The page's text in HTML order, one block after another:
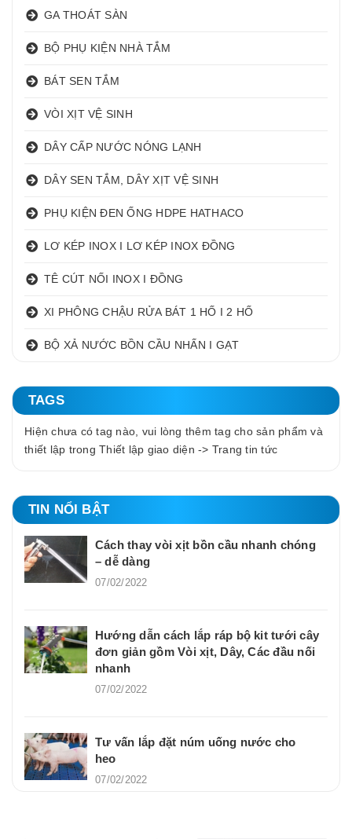
GA THOÁT SÀN
BỘ PHỤ KIỆN NHÀ TẮM
BÁT SEN TẮM
VÒI XỊT VỆ SINH
DÂY CẤP NƯỚC NÓNG LẠNH
DÂY SEN TẮM, DÂY XỊT VỆ SINH
PHỤ KIỆN ĐEN ỐNG HDPE HATHACO
LƠ KÉP INOX I LƠ KÉP INOX ĐỒNG
TÊ CÚT NỐI INOX I ĐỒNG
XI PHÔNG CHẬU RỬA BÁT 1 HỐ I 2 HỐ
BỘ XẢ NƯỚC BỒN CẦU NHẤN I GẠT
TAGS
Hiện chưa có tag nào, vui lòng thêm tag cho sản phẩm và
thiết lập trong Thiết lập giao diện -> Trang tin tức
TIN NỔI BẬT
Cách thay vòi xịt bồn cầu nhanh chóng
– dễ dàng
07/02/2022
Hướng dẫn cách lắp ráp bộ kit tưới cây
đơn giản gồm Vòi xịt, Dây, Các đầu nối
nhanh
07/02/2022
Tư vấn lắp đặt núm uống nước cho
heo
07/02/2022